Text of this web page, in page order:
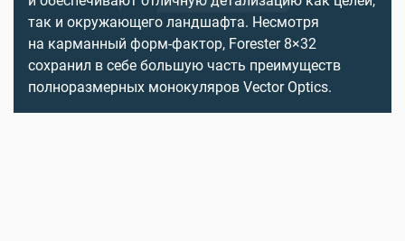
так и окружающего ландшафта. Несмотря
на карманный форм-фактор, Forester 8×32
сохранил в себе большую часть преимуществ
полноразмерных монокуляров Vector Optics.